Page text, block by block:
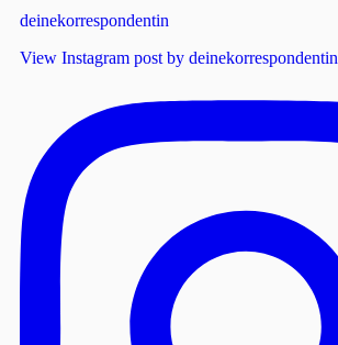
deinekorrespondentin
View Instagram post by deinekorrespondentin